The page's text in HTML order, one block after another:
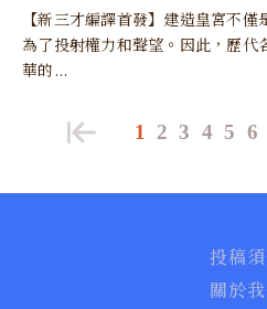
【新三才編譯首發】建造皇宮不
為了投射權力和聲望。因此，歷代
華的...
1 2 3 4 5 6
投稿
關於